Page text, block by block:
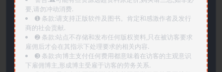
要,请勿冲动消费.
➊️ 条款:请支持正版软件及图书。肯定和感激作者及发行
商的社会贡献.
➋️ 条款:站点不存储和发布任何版权资料,只在被访客要求
雇佣后才会在其指示下处理要求的相关内容.
➌️ 条款:向博主支付任何费用都意味着在访客的主观意识
下雇佣博主,形成博主受雇于访客的劳务关系.